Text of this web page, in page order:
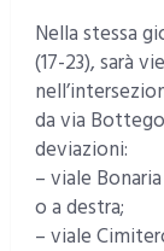
Nella stessa
(17-23), sarà
da via
deviazioni:
– viale
o a destra;
– viale